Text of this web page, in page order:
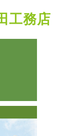
工務店